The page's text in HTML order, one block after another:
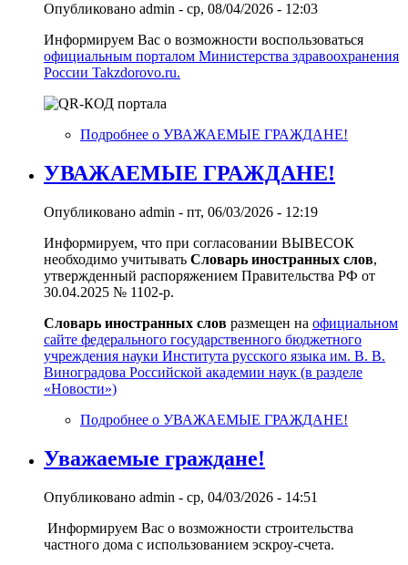
Опубликовано admin - ср, 08/04/2026 - 12:03
Информируем Вас о возможности воспользоваться
официальным порталом Министерства здравоохранения
России Takzdorovo.ru.
Подробнее о УВАЖАЕМЫЕ ГРАЖДАНЕ!
УВАЖАЕМЫЕ ГРАЖДАНЕ!
Опубликовано admin - пт, 06/03/2026 - 12:19
Информируем, что при согласовании ВЫВЕСОК
необходимо учитывать Словарь иностранных слов,
утвержденный распоряжением Правительства РФ от
30.04.2025 № 1102-р.
Словарь иностранных слов размещен на официальном
сайте федерального государственного бюджетного
учреждения науки Института русского языка им. В. В.
Виноградова Российской академии наук (в разделе
«Новости»)
Подробнее о УВАЖАЕМЫЕ ГРАЖДАНЕ!
Уважаемые граждане!
Опубликовано admin - ср, 04/03/2026 - 14:51
Информируем Вас о возможности строительства
частного дома с использованием эcкроу-счета.